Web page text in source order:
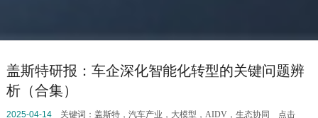
盖斯特研报：车企深化智能化转型的关键问题辨
析（合集）
2025-04-14关键词： 盖斯特，汽车产业，大模型，AIDV，生态协同
点击